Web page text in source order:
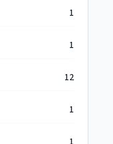
1
1
12
1